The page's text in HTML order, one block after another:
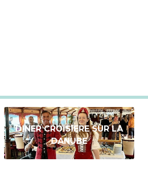
DINER CROISIERE SUR LA
DANUBE